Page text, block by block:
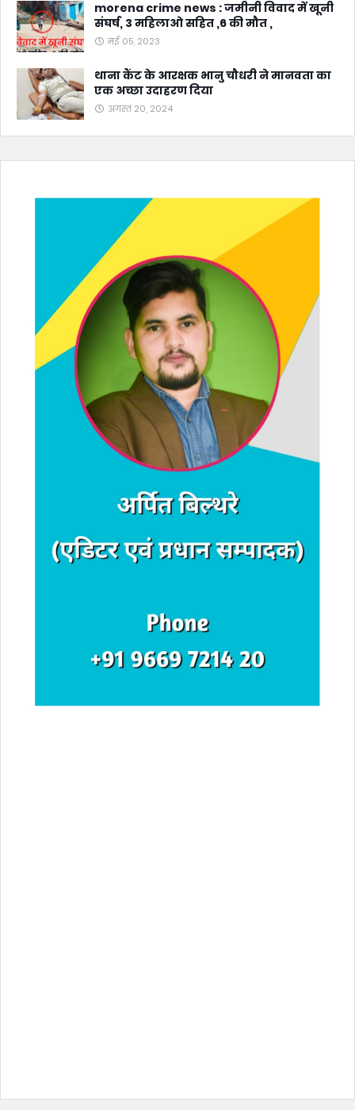
morena crime news : जमीनी विवाद में खूनी
संघर्ष, 3 महिलाओ सहित ,6 की मौत ,
मई 05, 2023
थाना कैंट के आरक्षक भानु चौधरी ने मानवता का
एक अच्छा उदाहरण दिया
अगस्त 20, 2024